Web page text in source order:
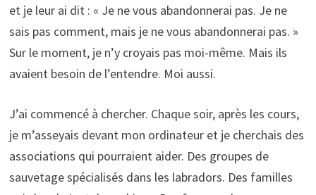
et je leur ai dit : « Je ne vous abandonnerai pas. Je ne
sais pas comment, mais je ne vous abandonnerai pas. »
Sur le moment, je n’y croyais pas moi-même. Mais ils
avaient besoin de l’entendre. Moi aussi.
J’ai commencé à chercher. Chaque soir, après les cours,
je m’asseyais devant mon ordinateur et je cherchais des
associations qui pourraient aider. Des groupes de
sauvetage spécialisés dans les labradors. Des familles